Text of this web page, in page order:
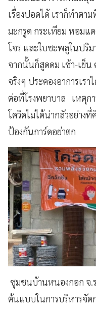
เรื่องปอดได้ เราก็ทำตา
มะกรูด กระเทียม หอมแ
โจร และใบชะพลูในปริ
จากนั้นก็สูดดม เช้า-เย็น
จริงๆ ประคองอาการเร
ต่อที่โรงพยาบาล เหตุกา
โควิดไม่ได้น่ากลัวอย่างที่
ป้องกันการ์ดอย่าตก
ชุมชนบ้านหนองกอก จ
ต้นแบบในการบริหารจัด